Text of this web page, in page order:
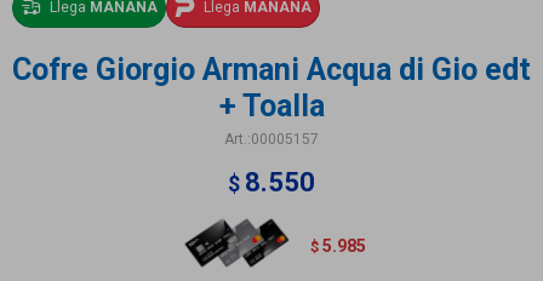
Llega MAÑANA Llega MAÑANA
Cofre Giorgio Armani Acqua di Gio edt
+ Toalla
00005157
$ 8.550
$ 5.985